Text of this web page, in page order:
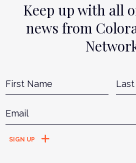
Keep up with all
news from
Name